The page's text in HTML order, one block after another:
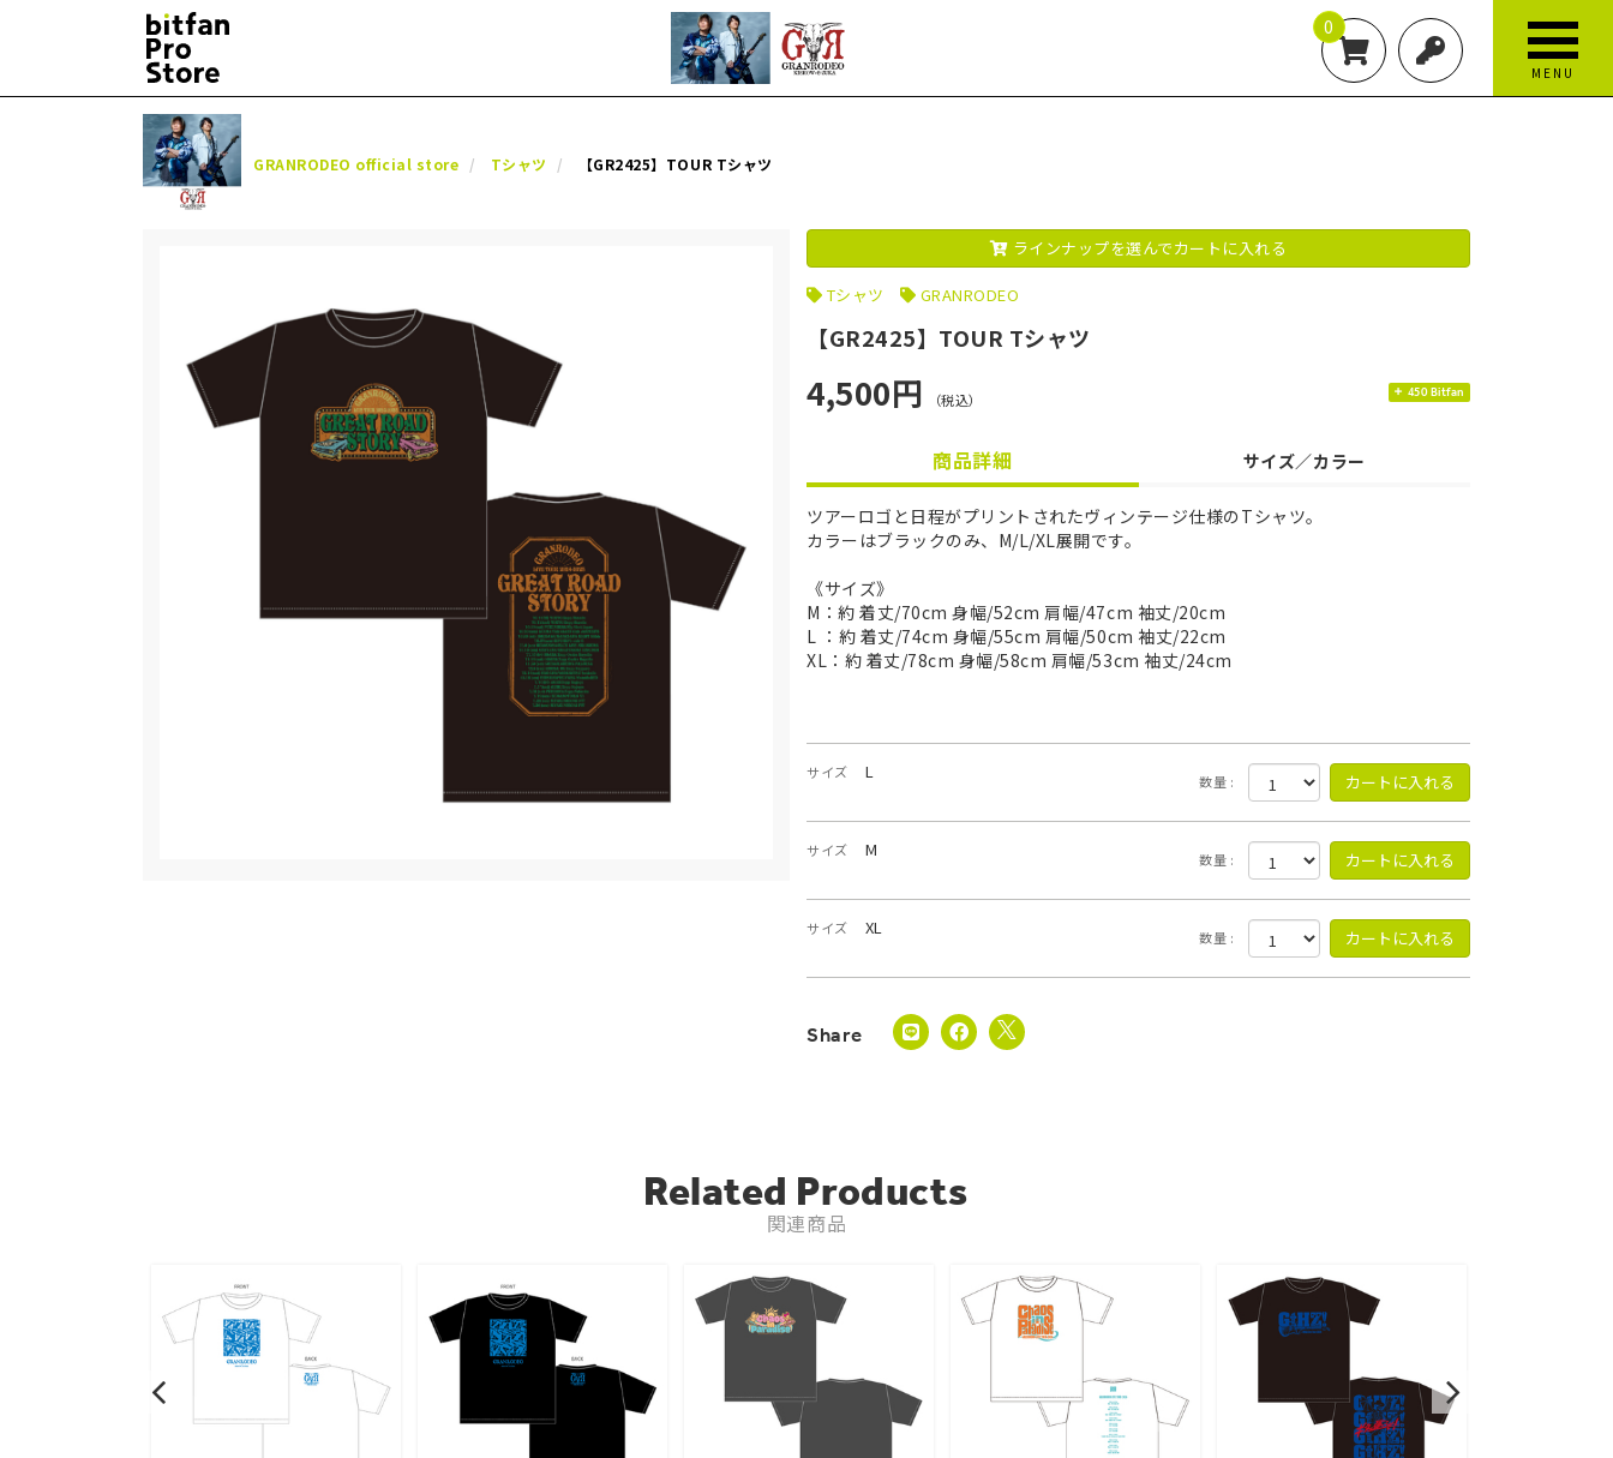
0
MENU
GRANRODEO official store Tシャツ 【GR2425】TOUR Tシャツ
ラインナップを選んでカートに入れる
Tシャツ GRANRODEO
【GR2425】TOUR Tシャツ
4,500円 （税込） 450 Bitfan
商品詳細 サイズ／カラー
ツアーロゴと日程がプリントされたヴィンテージ仕様のTシャツ。
カラーはブラックのみ、M/L/XL展開です。
《サイズ》
M：約 着丈/70cm 身幅/52cm 肩幅/47cm 袖丈/20cm
L ：約 着丈/74cm 身幅/55cm 肩幅/50cm 袖丈/22cm
XL：約 着丈/78cm 身幅/58cm 肩幅/53cm 袖丈/24cm
サイズ L 数量 :
サイズ M 数量 :
サイズ XL 数量 :
Related Products
関連商品